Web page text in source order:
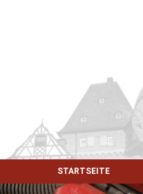
STARTSEITE